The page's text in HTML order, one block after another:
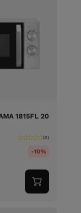
1815FL 20
(0)
-10%
Adicionar
ao